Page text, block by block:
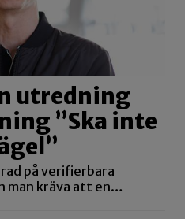
utredning
”Ska inte
på verifierbara
man kräva att en…